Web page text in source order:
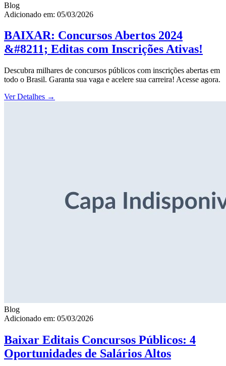
Blog
Adicionado em: 05/03/2026
BAIXAR: Concursos Abertos 2024
&#8211; Editas com Inscrições Ativas!
Descubra milhares de concursos públicos com inscrições abertas em
todo o Brasil. Garanta sua vaga e acelere sua carreira! Acesse agora.
Ver Detalhes →
Blog
Adicionado em: 05/03/2026
Baixar Editais Concursos Públicos: 4
Oportunidades de Salários Altos